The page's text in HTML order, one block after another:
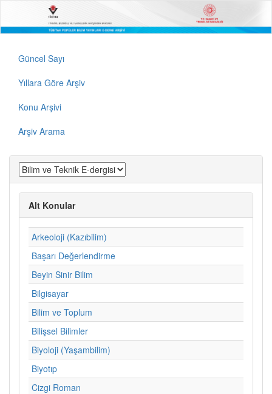
Güncel Sayı
Yıllara Göre Arşiv
Konu Arşivi
Arşiv Arama
Alt Konular
Arkeoloji (Kazıbilim)
Başarı Değerlendirme
Beyin Sinir Bilim
Bilgisayar
Bilim ve Toplum
Bilişsel Bilimler
Biyoloji (Yaşambilim)
Biyotıp
Cizgi Roman